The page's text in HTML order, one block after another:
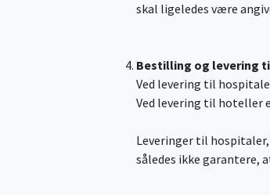
skal ligeledes være
Bestilling og levering
Ved levering til
Ved levering til hoteller
Leveringer til
således ikke garantere,